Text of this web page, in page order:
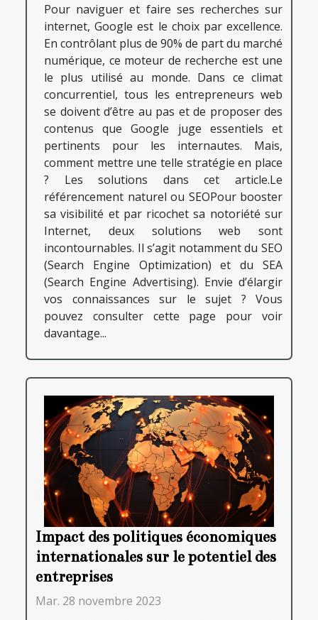
Pour naviguer et faire ses recherches sur
internet, Google est le choix par excellence.
En contrôlant plus de 90% de part du marché
numérique, ce moteur de recherche est une
le plus utilisé au monde. Dans ce climat
concurrentiel, tous les entrepreneurs web
se doivent d’être au pas et de proposer des
contenus que Google juge essentiels et
pertinents pour les internautes. Mais,
comment mettre une telle stratégie en place
? Les solutions dans cet article.Le
référencement naturel ou SEOPour booster
sa visibilité et par ricochet sa notoriété sur
Internet, deux solutions web sont
incontournables. Il s’agit notamment du SEO
(Search Engine Optimization) et du SEA
(Search Engine Advertising). Envie d’élargir
vos connaissances sur le sujet ? Vous
pouvez consulter cette page pour voir
davantage...
Impact des politiques économiques
internationales sur le potentiel des
entreprises
Mar. 28 novembre 2023